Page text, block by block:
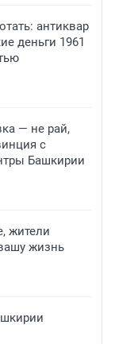
антиквар
деньги 1961
— не рай,
с
Башкирии
жители
жизнь